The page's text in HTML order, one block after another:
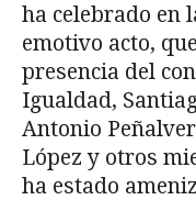
ha celebrado en
emotivo acto,
presencia del
Igualdad,
Antonio
López y otros
ha estado